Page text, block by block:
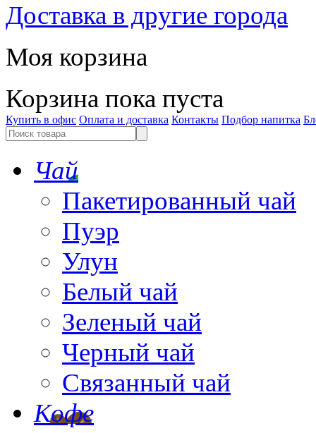
Доставка в другие города
Моя корзина
Корзина пока пуста
Купить в офис Оплата и доставка Контакты Подбор напитка
Чай
Пакетированный чай
Пуэр
Улун
Белый чай
Зеленый чай
Черный чай
Связанный чай
Кофе